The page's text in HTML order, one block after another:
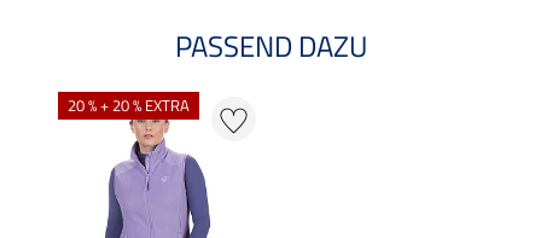
PASSEND DAZU
20 % + 20 % EXTRA